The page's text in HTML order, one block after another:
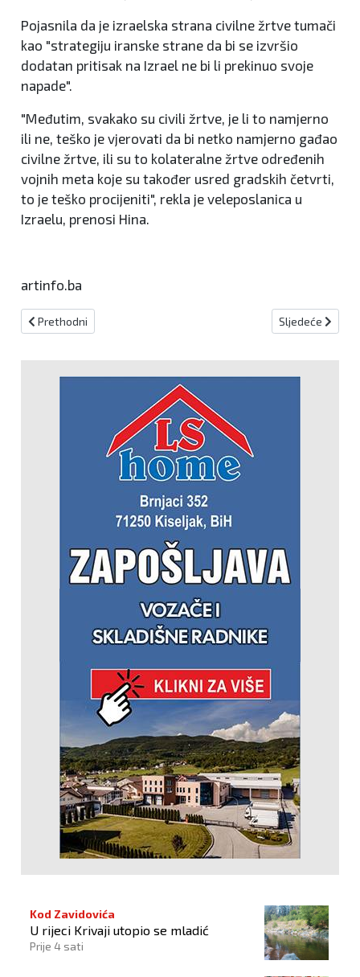
Pojasnila da je izraelska strana civilne žrtve tumači
kao "strategiju iranske strane da bi se izvršio
dodatan pritisak na Izrael ne bi li prekinuo svoje
napade".
"Međutim, svakako su civili žrtve, je li to namjerno
ili ne, teško je vjerovati da bi netko namjerno gađao
civilne žrtve, ili su to kolateralne žrtve određenih
vojnih meta koje su također usred gradskih četvrti,
to je teško procijeniti", rekla je veleposlanica u
Izraelu, prenosi Hina.
artinfo.ba
Prethodni članak: Cijene nafte nastavljaju rasti dok sukob
Prethodni Sljedeći
Sljedeće
Kod Zavidovića
U rijeci Krivaji utopio se mladić
Prije 4 sati